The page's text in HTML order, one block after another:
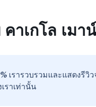
าเกโล เม
เรารวบรวมและแสดงรีวิ
ราเท่านั้น